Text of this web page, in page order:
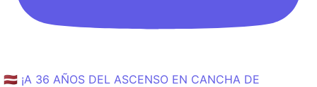
🇱🇻 ¡A 36 AÑOS DEL ASCENSO EN CANCHA DE